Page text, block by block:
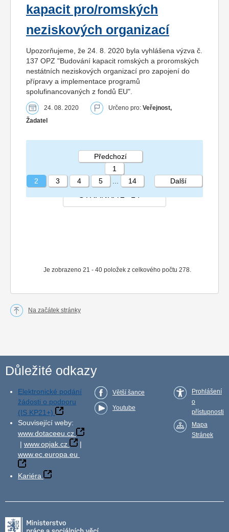
kapacit pro/romských
neziskových organizací
Upozorňujeme, že 24. 8. 2020 byla vyhlášena výzva č.
137 OPZ "Budování kapacit romských a proromských
nestátních neziskových organizací pro zapojení do
přípravy a implementace programů
spolufinancovaných z fondů EU".
24. 08. 2020 Určeno pro: Veřejnost,
Žadatel
Je zobrazeno 21 - 40 položek z celkového počtu 278.
Předchozí
1
2
3 4 5 14 Další
Na začátek stránky
Důležité odkazy
Elektronické podání
žádosti o podporu
(IS KP21+)
Související weby:
www.dotaceeu.cz
| www.opjak.cz
|
www.ec.europa.eu
Kariéra
Větší šance
Youtube
Prohlášení
o
přístupnosti
Mapa
Stránek